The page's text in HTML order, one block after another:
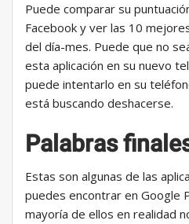
Puede comparar su
Facebook y ver las 10
del día-mes. Puede que no
esta aplicación en su nuevo
puede intentarlo en su
está buscando deshacerse.
Palabras
Estas son algunas de las
puedes encontrar en Google
mayoría de ellos en realidad